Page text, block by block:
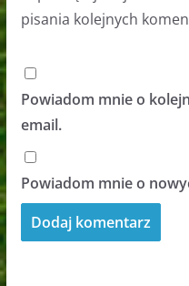
pisania kolejnych
Powiadom mnie o
email.
Powiadom mnie o